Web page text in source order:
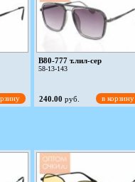
8871 c1 чер-град
200.00руб.
B80-777 т.лил-сер
58-13-143
240.00 руб. в корзину